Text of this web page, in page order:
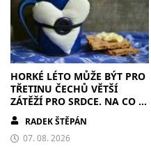
HORKÉ LÉTO MŮŽE BÝT PRO
TŘETINU ČECHŮ VĚTŠÍ
ZÁTĚŽÍ PRO SRDCE. NA CO SI
DÁT POZOR?
RADEK ŠTĚPÁN
07. 08. 2026